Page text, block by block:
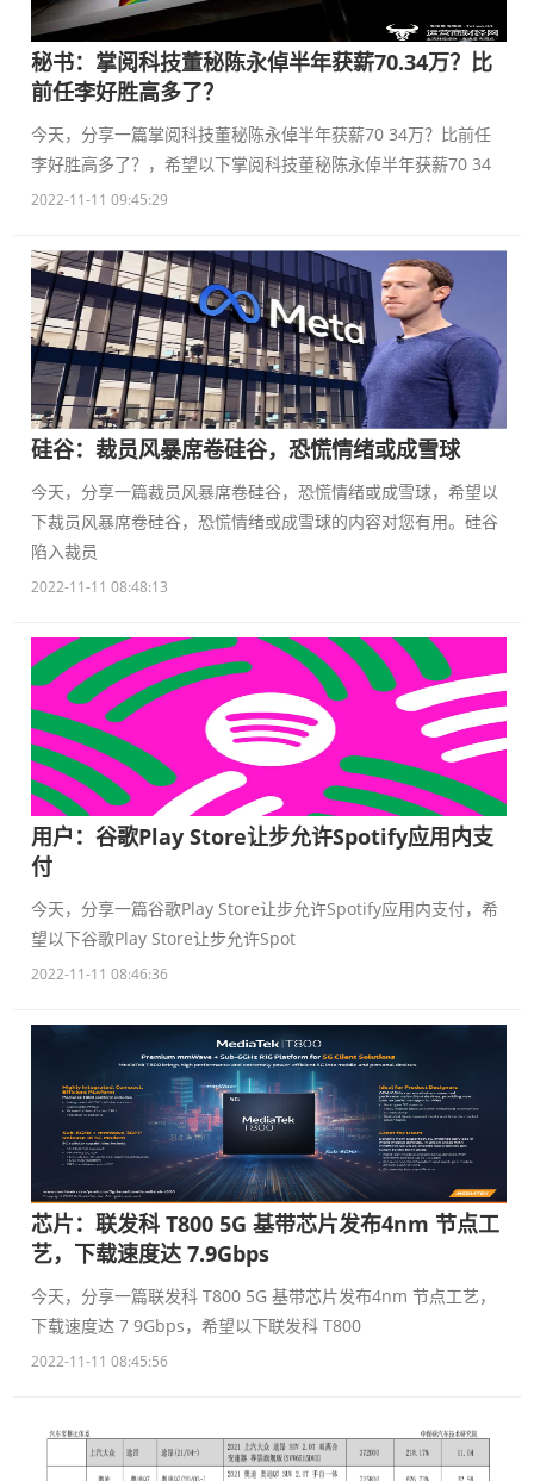
秘书：掌阅科技董秘陈永倬半年获薪70.34万？比
前任李好胜高多了？
今天，分享一篇掌阅科技董秘陈永倬半年获薪70 34万？比前任
李好胜高多了？，希望以下掌阅科技董秘陈永倬半年获薪70 34
2022-11-11 09:45:29
硅谷：裁员风暴席卷硅谷，恐慌情绪或成雪球
今天，分享一篇裁员风暴席卷硅谷，恐慌情绪或成雪球，希望以
下裁员风暴席卷硅谷，恐慌情绪或成雪球的内容对您有用。硅谷
陷入裁员
2022-11-11 08:48:13
用户：谷歌Play Store让步允许Spotify应用内支
付
今天，分享一篇谷歌Play Store让步允许Spotify应用内支付，希
望以下谷歌Play Store让步允许Spot
2022-11-11 08:46:36
芯片：联发科 T800 5G 基带芯片发布4nm 节点工
艺，下载速度达 7.9Gbps
今天，分享一篇联发科 T800 5G 基带芯片发布4nm 节点工艺，
下载速度达 7 9Gbps，希望以下联发科 T800
2022-11-11 08:45:56